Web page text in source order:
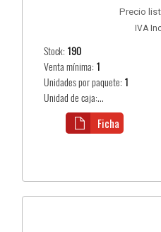
Precio
IVA
Stock: 190
Venta mínima: 1
Unidades por paquete: 1
Unidad de caja:...
Ficha